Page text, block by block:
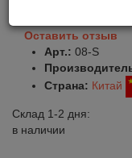
Оставить отзыв
Арт.: 08-S
Страна: Китай
Склад 1-2 дня:
в наличии